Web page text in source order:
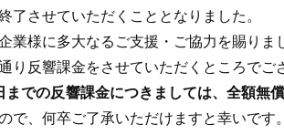
了させていただくこととなりました。
業様に多大なるご支援・ご協力を賜りま
り反響課金をさせていただくところでご
までの反響課金につきましては、全額無
で、何卒ご了承いただけますと幸いです。